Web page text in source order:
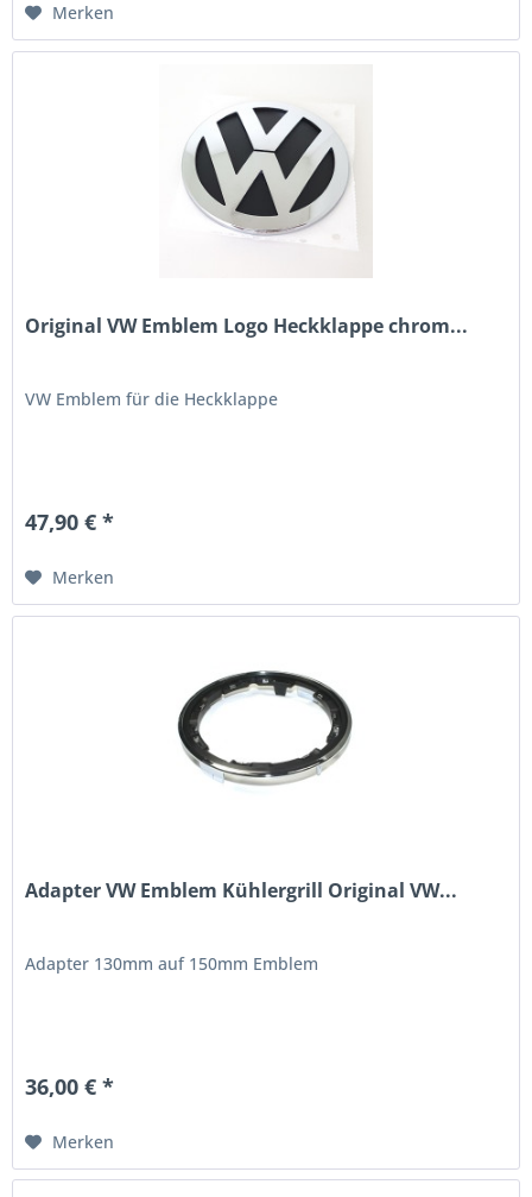
Merken
Original VW Emblem Logo Heckklappe chrom...
VW Emblem für die Heckklappe
47,90 € *
Merken
Adapter VW Emblem Kühlergrill Original VW...
Adapter 130mm auf 150mm Emblem
36,00 € *
Merken